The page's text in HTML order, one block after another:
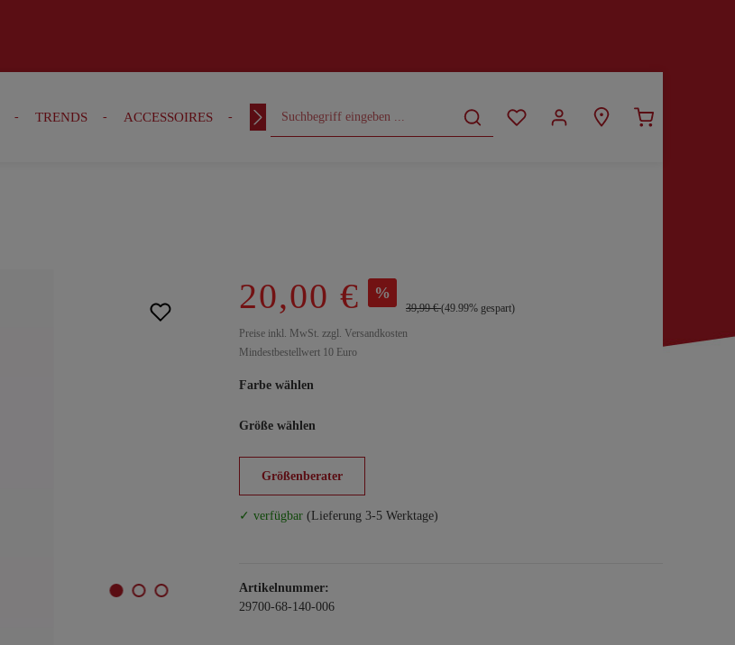
TRENDS ACCESSOIRES OUTFITS CURVY
20,00 € %
39,99 €(49.99% gespart)
Preise inkl. MwSt. zzgl. Versandkosten
Mindestbestellwert 10 Euro
Farbe wählen
Größe wählen
Größenberater
✓ verfügbar (Lieferung 3-5 Werktage)
Artikelnummer:
29700-68-140-006